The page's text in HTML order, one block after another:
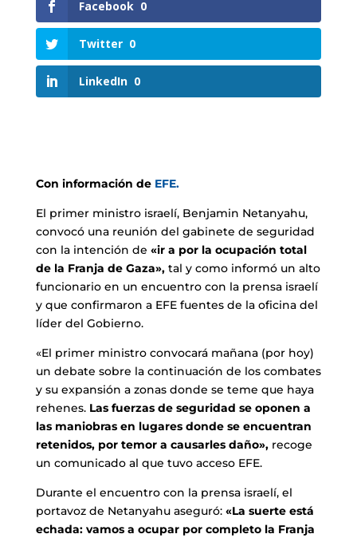
Facebook 0
Twitter 0
LinkedIn 0
Con información de EFE.
El primer ministro israelí, Benjamin Netanyahu,
convocó una reunión del gabinete de seguridad
con la intención de «ir a por la ocupación total
de la Franja de Gaza», tal y como informó un alto
funcionario en un encuentro con la prensa israelí
y que confirmaron a EFE fuentes de la oficina del
líder del Gobierno.
«El primer ministro convocará mañana (por hoy)
un debate sobre la continuación de los combates
y su expansión a zonas donde se teme que haya
rehenes. Las fuerzas de seguridad se oponen a
las maniobras en lugares donde se encuentran
retenidos, por temor a causarles daño»,recoge
un comunicado al que tuvo acceso EFE.
Durante el encuentro con la prensa israelí, el
portavoz de Netanyahu aseguró:«La suerte está
echada: vamos a ocupar por completo la Franja